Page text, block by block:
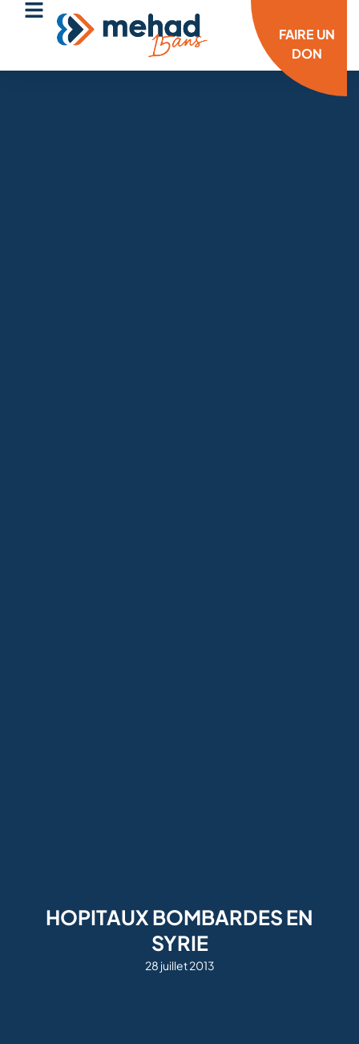
FAIRE UN
DON
HOPITAUX BOMBARDES EN
SYRIE
28 juillet 2013